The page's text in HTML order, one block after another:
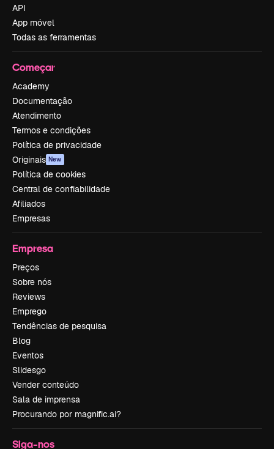
API
App móvel
Todas as ferramentas
Começar
Academy
Documentação
Atendimento
Termos e condições
Política de privacidade
Originais New
Política de cookies
Central de confiabilidade
Afiliados
Empresas
Empresa
Preços
Sobre nós
Reviews
Emprego
Tendências de pesquisa
Blog
Eventos
Slidesgo
Vender conteúdo
Sala de imprensa
Procurando por magnific.ai?
Siga-nos